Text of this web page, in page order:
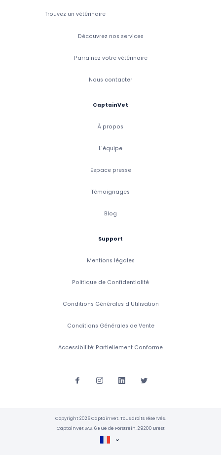
Trouvez un vétérinaire
Découvrez nos services
Parrainez votre vétérinaire
Nous contacter
CaptainVet
À propos
L'équipe
Espace presse
Témoignages
Blog
Support
Mentions légales
Politique de Confidentialité
Conditions Générales d'Utilisation
Conditions Générales de Vente
Accessibilité: Partiellement Conforme
Copyright 2026 CaptainVet. Tous droits réservés.
CaptainVet SAS, 6 Rue de Porstrein, 29200 Brest